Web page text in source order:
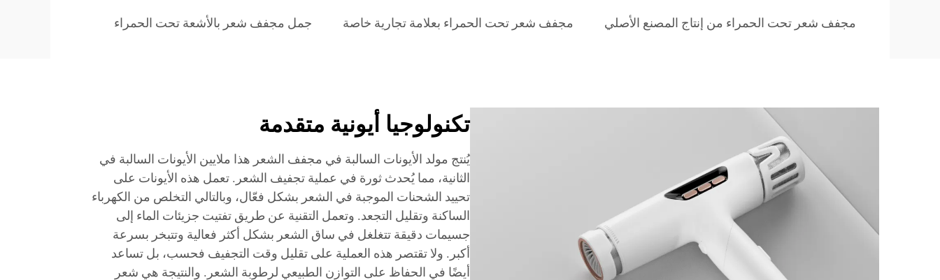
مجفف شعر تحت الحمراء من إنتاج المصنع الأصلي مجفف شعر تحت الحمراء بعلامة تجارية خاصة جمل مجفف شعر بالأشعة تحت الحمراء
تكنولوجيا أيونية متقدمة
يُنتج مولد الأيونات السالبة في مجفف الشعر هذا ملايين الأيونات السالبة في
الثانية، مما يُحدث ثورة في عملية تجفيف الشعر. تعمل هذه الأيونات على
تحييد الشحنات الموجبة في الشعر بشكل فعّال، وبالتالي التخلص من الكهرباء
الساكنة وتقليل التجعد. وتعمل التقنية عن طريق تفتيت جزيئات الماء إلى
جسيمات دقيقة تتغلغل في ساق الشعر بشكل أكثر فعالية وتتبخر بسرعة
أكبر. ولا تقتصر هذه العملية على تقليل وقت التجفيف فحسب، بل تساعد
أيضًا في الحفاظ على التوازن الطبيعي لرطوبة الشعر. والنتيجة هي شعر